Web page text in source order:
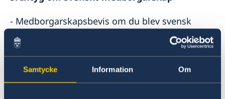
Samtycke Information Om
- Medborgarskapsbevis om du blev svensk
medborgare efter ansökan.
- Du som ansökt om att få behålla svenskt
medborgarskap efter22-årsdagen
ska visa
upp beslutet från Migrationsverket. Saknar du
beslutet kan du komma att behöva uppvisa en